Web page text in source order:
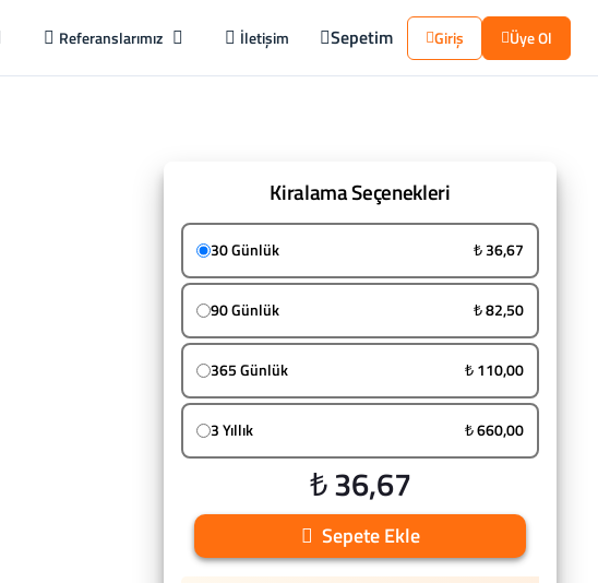
Referanslarımız İletişim Sepetim Giriş Üye Ol
Kiralama Seçenekleri
30 Günlük ₺ 36,67
90 Günlük ₺ 82,50
365 Günlük ₺ 110,00
3 Yıllık ₺ 660,00
₺ 36,67
Sepete Ekle